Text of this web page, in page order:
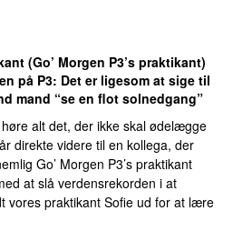
(Go’ Morgen P3’s praktikant)
på P3: Det er ligesom at sige til
mand “se en flot solnedgang”
alt det, der ikke skal ødelægge
direkte videre til en kollega, der
Go’ Morgen P3’s praktikant
at slå verdensrekorden i at
vores praktikant Sofie ud for at lære